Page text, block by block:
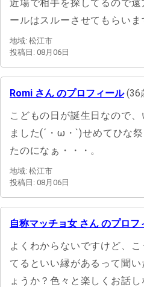
近場で相手を探してるので
ールはスルーさせてもらいま
地域: 松江市
投稿日: 08月06日
Romi さん のプロフィール(36
こどもの日が誕生日なので
ました(´・ω・`)せめてひな
たのになぁ・・・。
地域: 松江市
投稿日: 08月06日
自称マッチョ女 さん のプロフ
よくわからないですけど、
てるといい縁があるって聞
ょうか？色々と楽しくお話